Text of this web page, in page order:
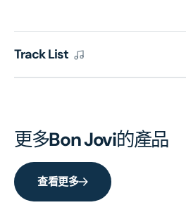
Track List
更多Bon Jovi的產品
查看更多